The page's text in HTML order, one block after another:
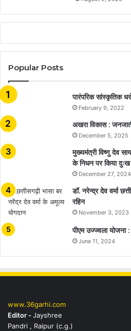
Popular Posts
​​​​​​​पारंपरिक सांस्कृतिक
February 9, 2022
अखरा विकास :
December 5, 2025
मुख्यमंत्री विष्णु देव
के निधन पर किया
December 27, 2024
डॉ. नरेन्द्र देव वर्मा
रहिन
November 3, 2023
पीएम उज्ज्वला योजना
June 11, 2024
www.36garhi.com
Editor -Jayshree
Pandri , Raipur (c.g.)